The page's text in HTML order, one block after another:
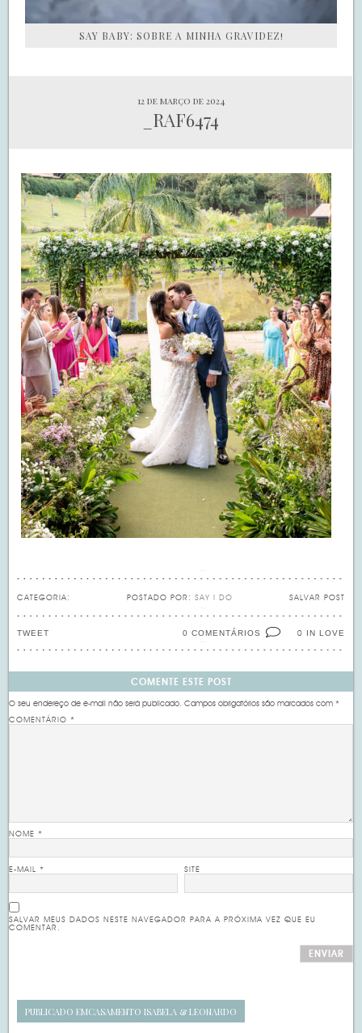
SAY BABY: SOBRE A MINHA GRAVIDEZ!
12 de março de 2024
_RAF6474
CATEGORIA: SALVAR POST
POSTADO POR: SAY I DO
0 IN LOVE
0 COMENTÁRIOS
TWEET
COMENTE ESTE POST
O seu endereço de e-mail não será publicado. Campos obrigatórios são marcados com*
COMENTÁRIO*
NOME*
E-MAIL* SITE
SALVAR MEUS DADOS NESTE NAVEGADOR PARA A PRÓXIMA VEZ QUE EU
COMENTAR.
PUBLICADO EMCASAMENTO ISABELA & LEONARDO